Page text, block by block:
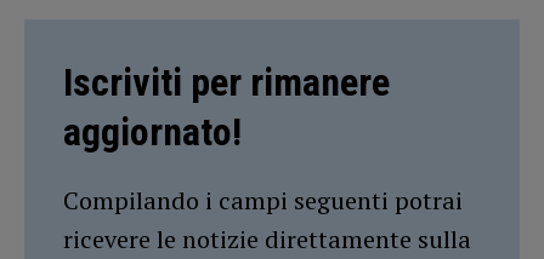
Iscriviti per rimanere
aggiornato!
Compilando i campi seguenti potrai
ricevere le notizie direttamente sulla